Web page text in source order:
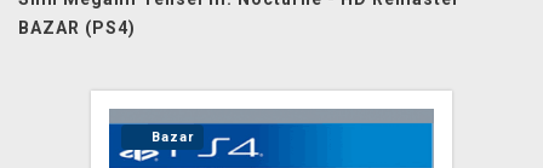
KONTAKT
BAZAR (PS4)
Bazar